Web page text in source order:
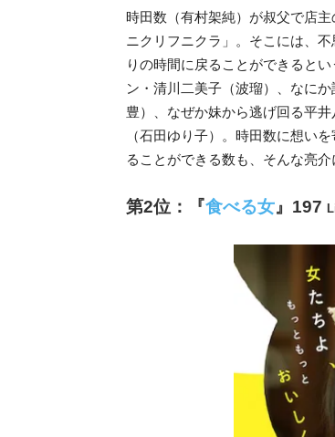
時田数（有村架純）が叔父で店
ニクリフニクラ」。そこには、
りの時間に戻ることができると
ン・清川二美子（波瑠）、なに
豊）、なぜか妹から逃げ回る平
（石田ゆり子）。時田数に想い
ることができる数も、そんな亮
第2位：『食べる女 』197